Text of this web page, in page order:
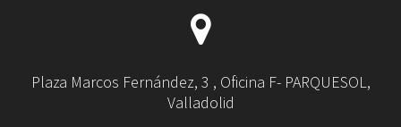
Plaza Marcos Fernández, 3 , Oficina F- PARQUESOL,
Valladolid